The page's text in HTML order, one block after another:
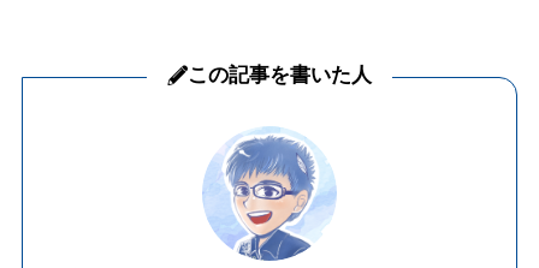
この記事を書いた人